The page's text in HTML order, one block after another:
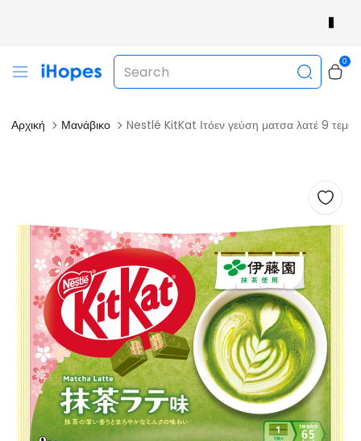
0
Αρχική Μανάβικο Nestlé KitKat Ιτόεν γεύση ματσα λατέ 9